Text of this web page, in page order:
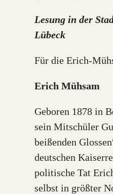
Lesung in der
Lübeck
Für die Erich-
Erich Mühsam
Geboren 1878 in
sein Mitschüler
beißenden
deutschen
politische Tat
selbst in größter